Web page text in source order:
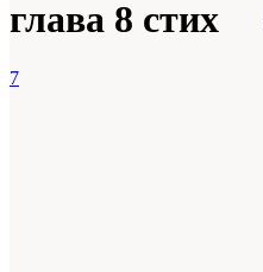
глава 8 стих
7